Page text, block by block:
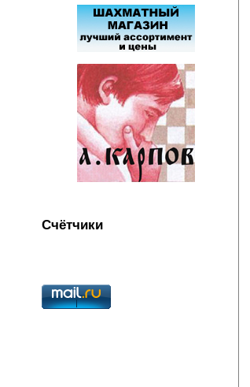
Счётчики